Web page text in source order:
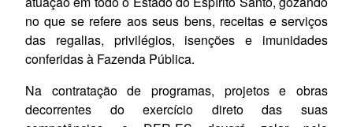
no que se refere aos seus bens, receitas e serviços
das regalias, privilégios, isenções e imunidades
conferidas à Fazenda Pública.
Na contratação de programas, projetos e obras
decorrentes do exercício direto das suas